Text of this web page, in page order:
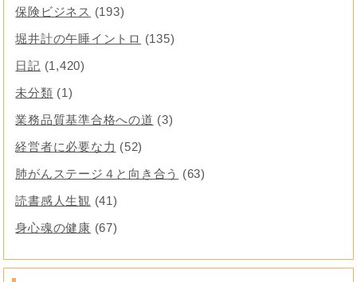
保険ビジネス (193)
堀井計の午睡イントロ (135)
日記 (1,420)
未分類 (1)
業務品質基準合格への道 (3)
経営者に必要な力 (52)
肺がんステージ４と向き合う
(63)
読書感人生観 (41)
身心魂の健康 (67)